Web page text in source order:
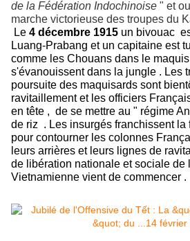
de la Fédération Indochinoise " et
marche victorieuse des troupes du
Le 4 décembre 1915 un bivouac
Luang-Prabang et un capitaine est
comme les Chouans dans le
s'évanouissent dans la jungle . Les
poursuite des maquisards sont
ravitaillement et les officiers
en tête , de se mettre au " régime
de riz . Les insurgés franchissent la
pour contourner les colonnes
leurs arrières et leurs lignes de
de libération nationale et sociale de
Vietnamienne vient de commencer .